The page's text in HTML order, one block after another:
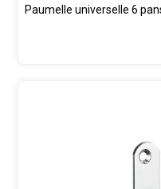
Paumelle universelle 6